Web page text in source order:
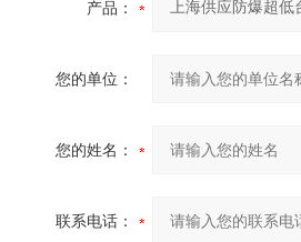
产品：
您的单位：
您的姓名：
联系电话：